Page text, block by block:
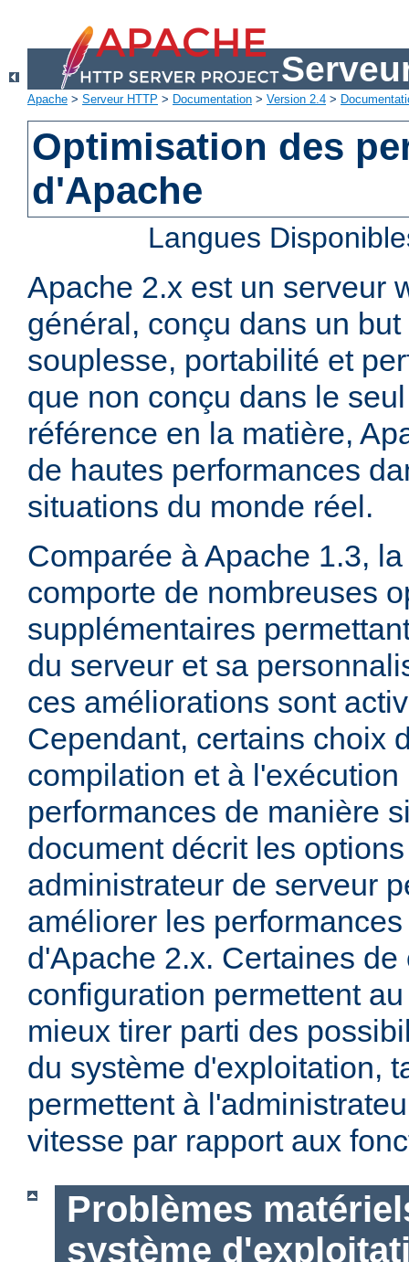
Apache > Serveur HTTP > Documentation > Version 2.4 >
Optimisation des
d'Apache
Langues
Apache 2.x est un serveur
général, conçu dans un
souplesse, portabilité et
que non conçu dans le
référence en la matière,
de hautes performances
situations du monde réel.
Comparée à Apache 1.3,
comporte de nombreuses
supplémentaires
du serveur et sa
ces améliorations sont
Cependant, certains choix
compilation et à
performances de manière
document décrit les
administrateur de serveur
améliorer les
d'Apache 2.x. Certaines
configuration permettent
mieux tirer parti des
du système d'exploitation,
permettent à
vitesse par rapport aux
Problèmes
système